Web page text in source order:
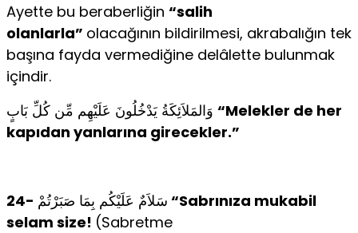
Ayette bu beraberliğin “salih
olanlarla” olacağının bildirilmesi, akrabalığın tek
başına fayda vermediğine delâlette bulunmak
içindir.
“Melekler de her
kapıdan yanlarına girecekler.”
24- سَلاَمٌ عَلَيْكُم بِمَا صَبَرْتُمْ “Sabrınıza mukabil
selam size! (Sabretme